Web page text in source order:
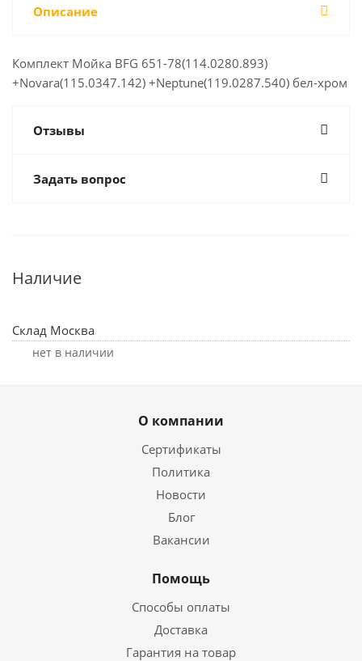
Описание
Комплект Мойка BFG 651-78(114.0280.893)
+Novara(115.0347.142) +Neptune(119.0287.540) бел-хром
Отзывы
Задать вопрос
Наличие
Склад Москва
Нет в наличии
О компании
Сертификаты
Политика
Новости
Блог
Вакансии
Помощь
Способы оплаты
Доставка
Гарантия на товар